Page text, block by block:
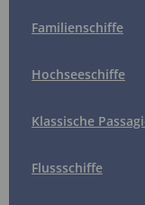
Familienschiffe
Hochseeschiffe
Klassische
Flussschiffe